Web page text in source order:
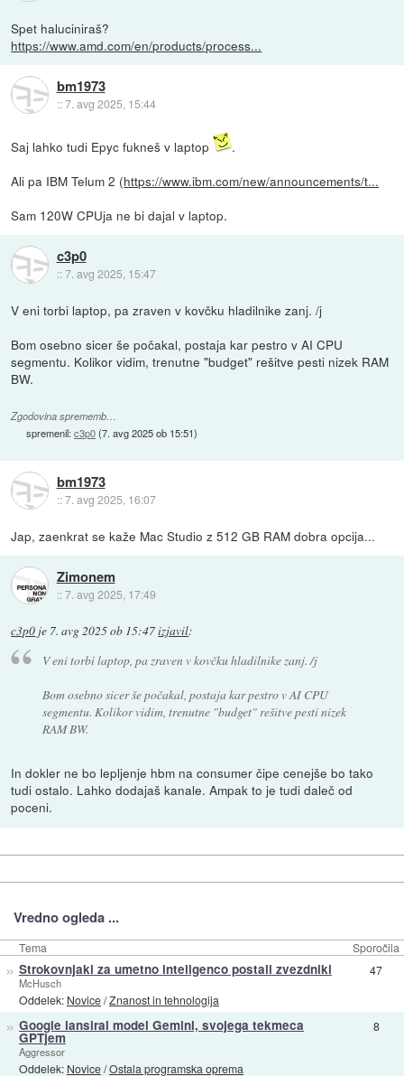
Spet haluciniraš?
https://www.amd.com/en/products/process...
bm1973
::7. avg 2025, 15:44
Saj lahko tudi Epyc fukneš v laptop
.
Ali pa IBM Telum 2 (https://www.ibm.com/new/announcements/t...
Sam 120W CPUja ne bi dajal v laptop.
c3p0
::7. avg 2025, 15:47
V eni torbi laptop, pa zraven v kovčku hladilnike zanj. /j
Bom osebno sicer še počakal, postaja kar pestro v AI CPU
segmentu. Kolikor vidim, trenutne "budget" rešitve pesti nizek RAM
BW.
Zgodovina sprememb…
spremenil:c3p0(7. avg 2025 ob 15:51)
bm1973
::7. avg 2025, 16:07
Jap, zaenkrat se kaže Mac Studio z 512 GB RAM dobra opcija...
Zimonem
::7. avg 2025, 17:49
c3p0 je 7. avg 2025 ob 15:47izjavil:
V eni torbi laptop, pa zraven v kovčku hladilnike zanj. /j
Bom osebno sicer še počakal, postaja kar pestro v AI CPU
segmentu. Kolikor vidim, trenutne "budget" rešitve pesti nizek
RAM BW.
In dokler ne bo lepljenje hbm na consumer čipe cenejše bo tako
tudi ostalo. Lahko dodajaš kanale. Ampak to je tudi daleč od
poceni.
Vredno ogleda ...
Tema Sporočila
» Strokovnjaki za umetno inteligenco postali zvezdniki
McHusch
Oddelek: Novice/Znanost in tehnologija
47
» Google lansiral model Gemini, svojega tekmeca
GPTjem
Aggressor
Oddelek: Novice/Ostala programska oprema
8